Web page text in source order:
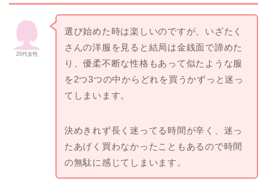
20代女性
選び始めた時は楽しいのですが、いざたく
さんの洋服を見ると結局は金銭面で諦めた
り、優柔不断な性格もあって似たような服
を2つ3つの中からどれを買うかずっと迷っ
てしまいます。
決めきれず長く迷ってる時間が辛く、迷っ
たあげく買わなかったこともあるので時間
の無駄に感じてしまいます。